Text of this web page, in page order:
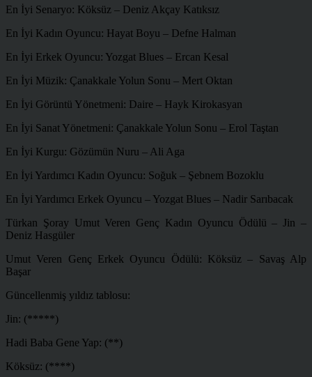
En İyi Senaryo: Köksüz – Deniz Akçay Katıksız
En İyi Kadın Oyuncu: Hayat Boyu – Defne Halman
En İyi Erkek Oyuncu: Yozgat Blues – Ercan Kesal
En İyi Müzik: Çanakkale Yolun Sonu – Mert Oktan
En İyi Görüntü Yönetmeni: Daire – Hayk Kirokasyan
En İyi Sanat Yönetmeni: Çanakkale Yolun Sonu – Erol Taştan
En İyi Kurgu: Gözümün Nuru – Ali Aga
En İyi Yardımcı Kadın Oyuncu: Soğuk – Şebnem Bozoklu
En İyi Yardımcı Erkek Oyuncu – Yozgat Blues – Nadir Sarıbacak
Türkan Şoray Umut Veren Genç Kadın Oyuncu Ödülü – Jin –
Deniz Hasgüler
Umut Veren Genç Erkek Oyuncu Ödülü: Köksüz – Savaş Alp
Başar
Güncellenmiş yıldız tablosu:
Jin: (*****)
Hadi Baba Gene Yap: (**)
Köksüz: (****)